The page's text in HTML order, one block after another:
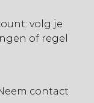
volg je
of regel
contact